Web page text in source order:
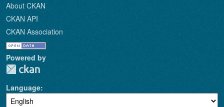
About CKAN
CKAN API
CKAN Association
Powered by
Language